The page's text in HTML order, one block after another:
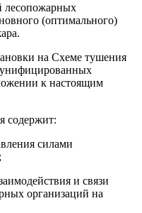
лесопожарных
(оптимального)
на Схеме тушения
унифицированных
к настоящим
содержит:
силами
и связи
организаций на